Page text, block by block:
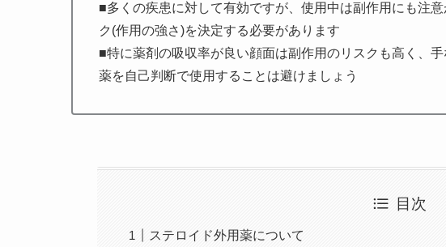
■多くの疾患に対して有効ですが、使用中は副作用にも注
ク(作用の強さ)を決定する必要があります
■特に薬剤の吸収率が良い顔面は副作用のリスクも高く、
薬を自己判断で使用することは避けましょう
目次
ステロイド外用薬について